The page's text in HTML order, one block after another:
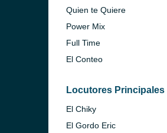
Quien te Quiere
Power Mix
Full Time
El Conteo
Locutores Principales
El Chiky
El Gordo Eric